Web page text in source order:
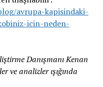
avrupa-kapisindaki-
icin-neden-
Danışmanı Kenan
ve analizler ışığında